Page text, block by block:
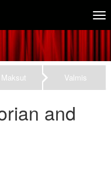
Maksut Valmis
and